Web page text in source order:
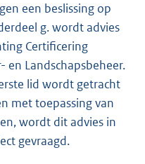
een beslissing op
g. wordt advies
Certificering
en Landschapsbeheer.
lid wordt getracht
met toepassing van
wordt dit advies in
gevraagd.